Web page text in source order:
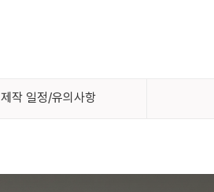
제작 일정/유의사항